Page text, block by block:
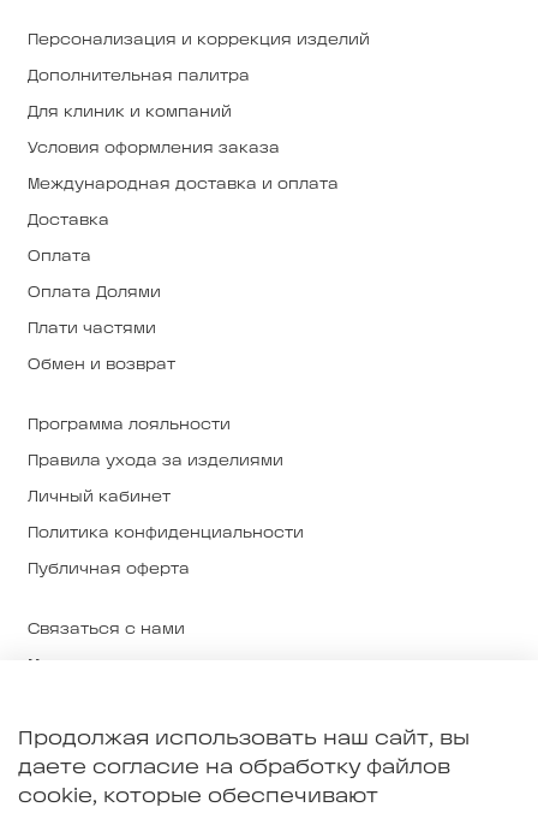
Персонализация и коррекция изделий
Дополнительная палитра
Для клиник и компаний
Условия оформления заказа
Международная доставка и оплата
Доставка
Оплата
Оплата Долями
Плати частями
Обмен и возврат
Программа лояльности
Правила ухода за изделиями
Личный кабинет
Политика конфиденциальности
Публичная оферта
Связаться с нами
О ткани и производстве
Примерка в Екатеринбурге
Продолжая использовать наш сайт, вы
даете согласие на обработку файлов
cookie, которые обеспечивают